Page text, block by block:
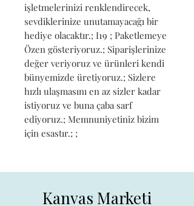
işletmelerinizi renklendirecek,
sevdiklerinize unutamayacağı bir
hediye olacaktır.; I19 ; Paketlemeye
Özen gösteriyoruz.; Siparişlerinize
değer veriyoruz ve ürünleri kendi
bünyemizde üretiyoruz.; Sizlere
hızlı ulaşmasını en az sizler kadar
istiyoruz ve buna çaba sarf
ediyoruz.; Memnuniyetiniz bizim
için esastır.; ;
Kanvas Marketi